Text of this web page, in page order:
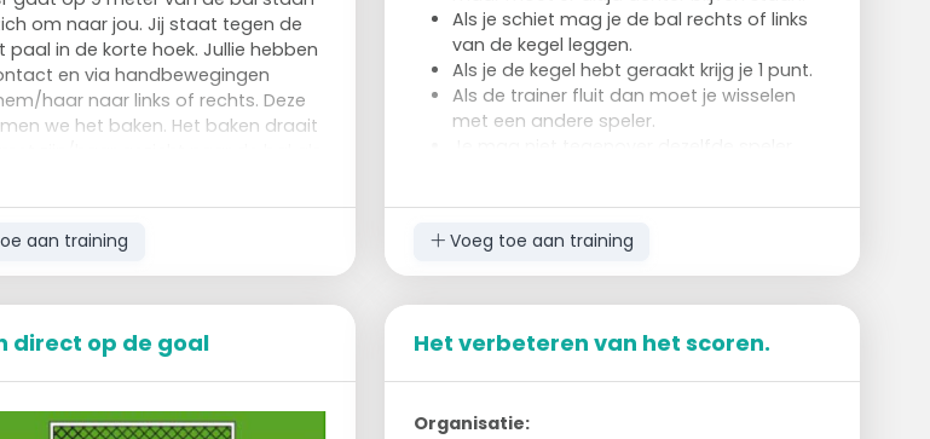
om naar jou. Jij staat tegen de
paal in de korte hoek. Jullie hebben
en via handbewegingen
haar naar links of rechts. Deze
we het baken. Het baken draait
aan tegen het baken;
de muur. Het is vaak dat een
over het midden van de muur in
wordt geplaatst. Door de langste
het midden te zetten wordt het dus
de tegenpartij om over de muur
spelers die je in de muur zet, is
aan training
Als je schiet mag je de bal rechts of links
van de kegel leggen.
Als je de kegel hebt geraakt krijg je 1 punt.
Als de trainer fluit dan moet je wisselen
met een andere speler.
Voeg toe aan training
direct op de goal Het verbeteren van het scoren.
Organisatie: